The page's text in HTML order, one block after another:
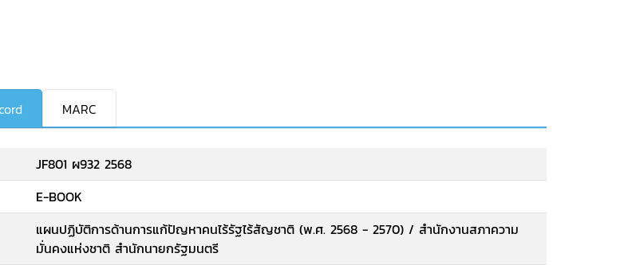
MARC
JF801 ผ932 2568
E-BOOK
แผนปฏิบัติการด้านการแก้ปัญหาคนไร้รัฐไร้สัญชาติ (พ.ศ. 2568 - 2570) / สำนักงานสภาความ
มั่นคงแห่งชาติ สำนักนายกรัฐมนตรี